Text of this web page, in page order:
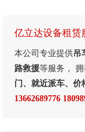
亿立达设备租赁
本公司专业提供吊
路救援等服务，
门、就近派车、价
13662689776